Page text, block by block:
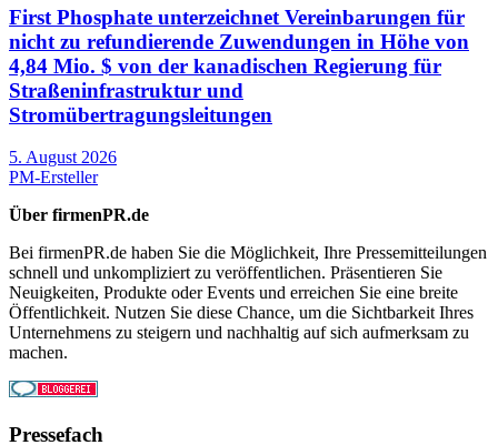
First Phosphate unterzeichnet Vereinbarungen für
nicht zu refundierende Zuwendungen in Höhe von
4,84 Mio. $ von der kanadischen Regierung für
Straßeninfrastruktur und
Stromübertragungsleitungen
5. August 2026
PM-Ersteller
Über firmenPR.de
Bei firmenPR.de haben Sie die Möglichkeit, Ihre Pressemitteilungen
schnell und unkompliziert zu veröffentlichen. Präsentieren Sie
Neuigkeiten, Produkte oder Events und erreichen Sie eine breite
Öffentlichkeit. Nutzen Sie diese Chance, um die Sichtbarkeit Ihres
Unternehmens zu steigern und nachhaltig auf sich aufmerksam zu
machen.
Pressefach